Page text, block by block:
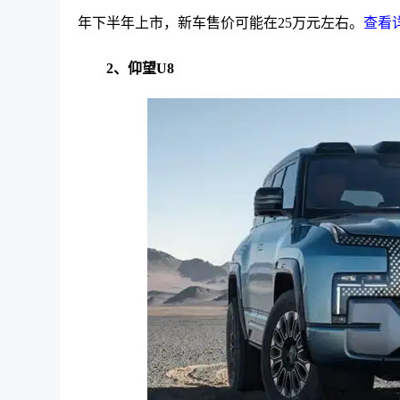
年下半年上市，新车售价可能在25万元左右。查看
2、仰望U8